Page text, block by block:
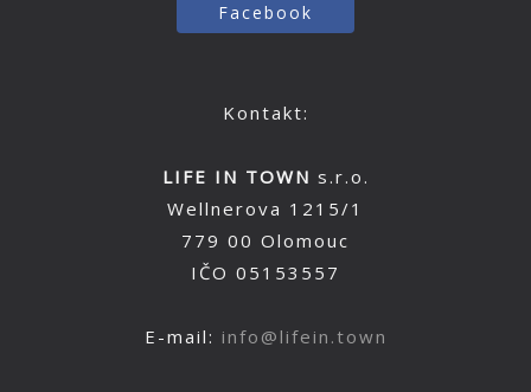
Facebook
Kontakt:
LIFE IN TOWN s.r.o.
Wellnerova 1215/1
779 00 Olomouc
IČO 05153557
E-mail: info@lifein.town